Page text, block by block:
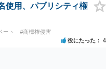
使用、パブリシティ権
ート #商標権侵害
役にたった 4